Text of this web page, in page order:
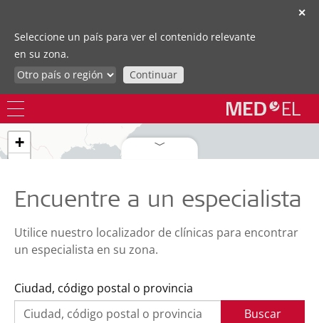
✕
Seleccione un país para ver el contenido relevante
en su zona.
Continuar
79
7
+
Encuentre a un especialista
Utilice nuestro localizador de clínicas para encontrar
un especialista en su zona.
Ciudad, código postal o provincia
Buscar